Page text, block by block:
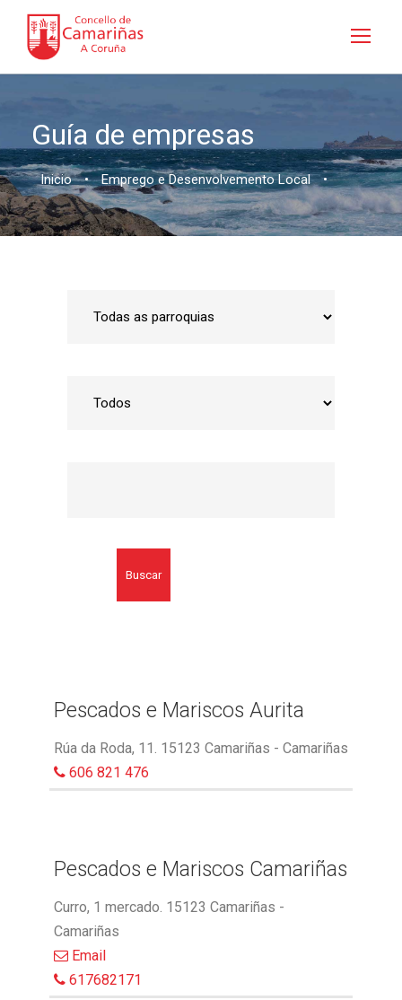
Guía de empresas
Inicio • Emprego e Desenvolvemento Local •
Buscar
Pescados e Mariscos Aurita
Rúa da Roda, 11. 15123 Camariñas - Camariñas
606 821 476
Pescados e Mariscos Camariñas
Curro, 1 mercado. 15123 Camariñas -
Camariñas
Email
617682171